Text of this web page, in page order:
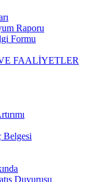
Raporu
Formu
FAALİYETLER
Belgesi
Duyurusu